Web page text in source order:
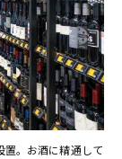
置。お酒に精通して